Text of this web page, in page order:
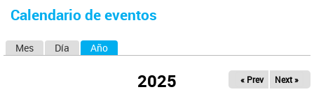
usted
Calendario de eventos
Mes Día Año
2025 « Prev Next »